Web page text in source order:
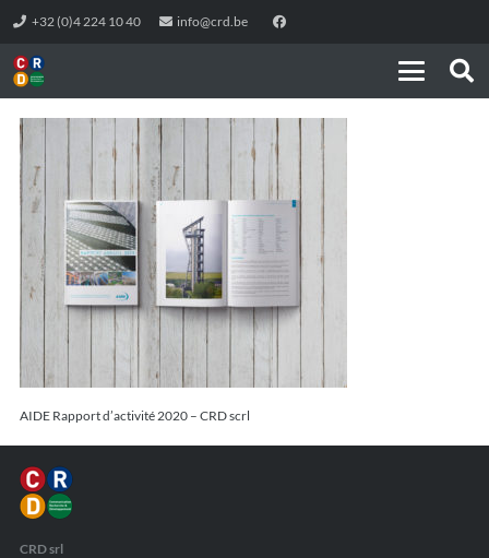
+32 (0)4 224 10 40 info@crd.be
AIDE Rapport d’activité 2020 – CRD scrl
CRD srl